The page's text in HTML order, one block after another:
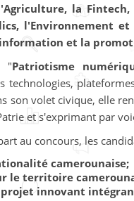
la
l'Environnement
et la
"Patriotisme
technologies,
son volet civique, elle
et s'exprimant par
au concours, les
camerounaise;
le territoire
projet innovant